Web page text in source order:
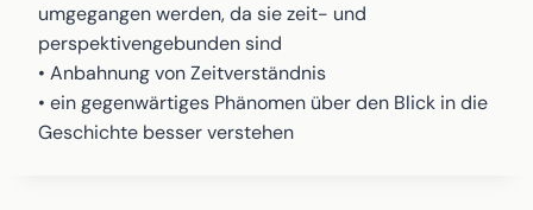
umgegangen werden, da sie zeit- und
perspektivengebunden sind
• Anbahnung von Zeitverständnis
• ein gegenwärtiges Phänomen über den Blick in die
Geschichte besser verstehen